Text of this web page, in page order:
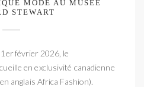
MODE AU MUSÉE
STEWART
février 2026, le
en exclusivité canadienne
anglais Africa Fashion).